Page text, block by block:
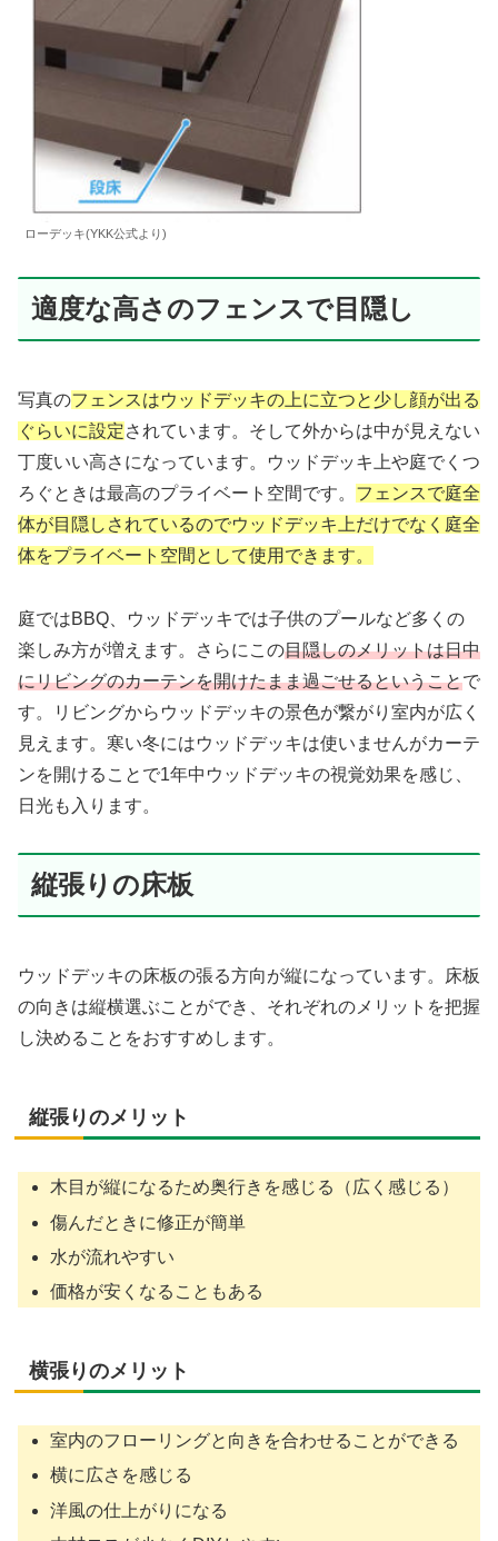
ローデッキ(YKK公式より)
適度な高さのフェンスで目隠し
写真のフェンスはウッドデッキの上に立つと少し顔が出る
ぐらいに設定されています。そして外からは中が見えない
丁度いい高さになっています。ウッドデッキ上や庭でくつ
ろぐときは最高のプライベート空間です。 フェンスで庭全
体が目隠しされているのでウッドデッキ上だけでなく庭全
体をプライベート空間として使用できます。
庭ではBBQ、ウッドデッキでは子供のプールなど多くの
楽しみ方が増えます。さらにこの目隠しのメリットは日中
にリビングのカーテンを開けたまま過ごせるということで
す。リビングからウッドデッキの景色が繋がり室内が広く
見えます。寒い冬にはウッドデッキは使いませんがカーテ
ンを開けることで1年中ウッドデッキの視覚効果を感じ、
日光も入ります。
縦張りの床板
ウッドデッキの床板の張る方向が縦になっています。床板
の向きは縦横選ぶことができ、それぞれのメリットを把握
し決めることをおすすめします。
縦張りのメリット
木目が縦になるため奥行きを感じる（広く感じる）
傷んだときに修正が簡単
水が流れやすい
価格が安くなることもある
横張りのメリット
室内のフローリングと向きを合わせることができる
横に広さを感じる
洋風の仕上がりになる